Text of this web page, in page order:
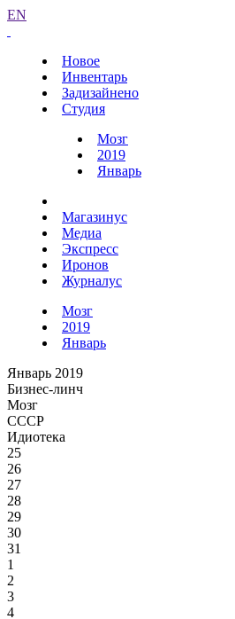
EN
Новое
Инвентарь
Задизайнено
Студия
Мозг
2019
Январь
Магазинус
Медиа
Экспресс
Иронов
Журналус
Мозг
2019
Январь
Январь 2019
Бизнес-линч
Мозг
СССР
Идиотека
25
26
27
28
29
30
31
1
2
3
4